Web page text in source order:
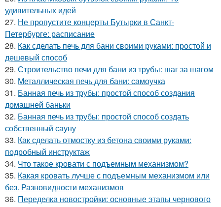
удивительных идей
27. Не пропустите концерты Бутырки в Санкт-
Петербурге: расписание
28. Как сделать печь для бани своими руками: простой и
дешевый способ
29. Строительство печи для бани из трубы: шаг за шагом
30. Металлическая печь для бани: самоучка
31. Банная печь из трубы: простой способ создания
домашней баньки
32. Банная печь из трубы: простой способ создать
собственный сауну
33. Как сделать отмостку из бетона своими руками:
подробный инструктаж
34. Что такое кровати с подъемным механизмом?
35. Какая кровать лучше с подъемным механизмом или
без. Разновидности механизмов
36. Переделка новостройки: основные этапы чернового